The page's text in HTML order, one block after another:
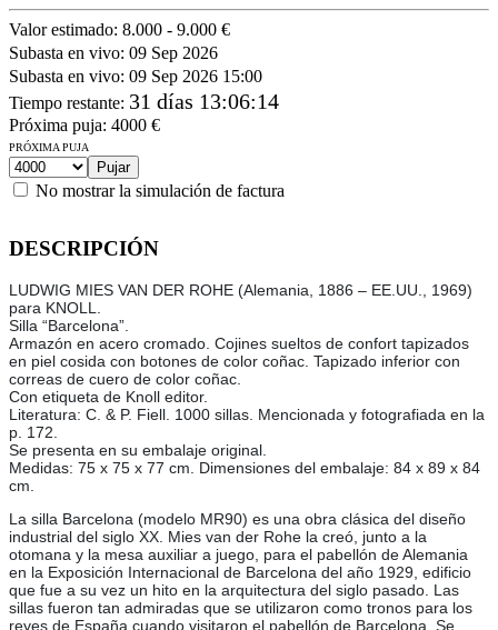
Valor estimado: 8.000 - 9.000 €
Subasta en vivo: 09 Sep 2026
Subasta en vivo: 09 Sep 2026 15:00
Tiempo restante: 31 días 13:06:14
Próxima puja: 4000 €
PRÓXIMA PUJA
No mostrar la simulación de factura
DESCRIPCIÓN
LUDWIG MIES VAN DER ROHE (Alemania, 1886 – EE.UU., 1969)
para KNOLL.
Silla “Barcelona”.
Armazón en acero cromado. Cojines sueltos de confort tapizados
en piel cosida con botones de color coñac. Tapizado inferior con
correas de cuero de color coñac.
Con etiqueta de Knoll editor.
Literatura: C. & P. Fiell. 1000 sillas. Mencionada y fotografiada en la
p. 172.
Se presenta en su embalaje original.
Medidas: 75 x 75 x 77 cm. Dimensiones del embalaje: 84 x 89 x 84
cm.
La silla Barcelona (modelo MR90) es una obra clásica del diseño
industrial del siglo XX. Mies van der Rohe la creó, junto a la
otomana y la mesa auxiliar a juego, para el pabellón de Alemania
en la Exposición Internacional de Barcelona del año 1929, edificio
que fue a su vez un hito en la arquitectura del siglo pasado. Las
sillas fueron tan admiradas que se utilizaron como tronos para los
reyes de España cuando visitaron el pabellón de Barcelona. Se